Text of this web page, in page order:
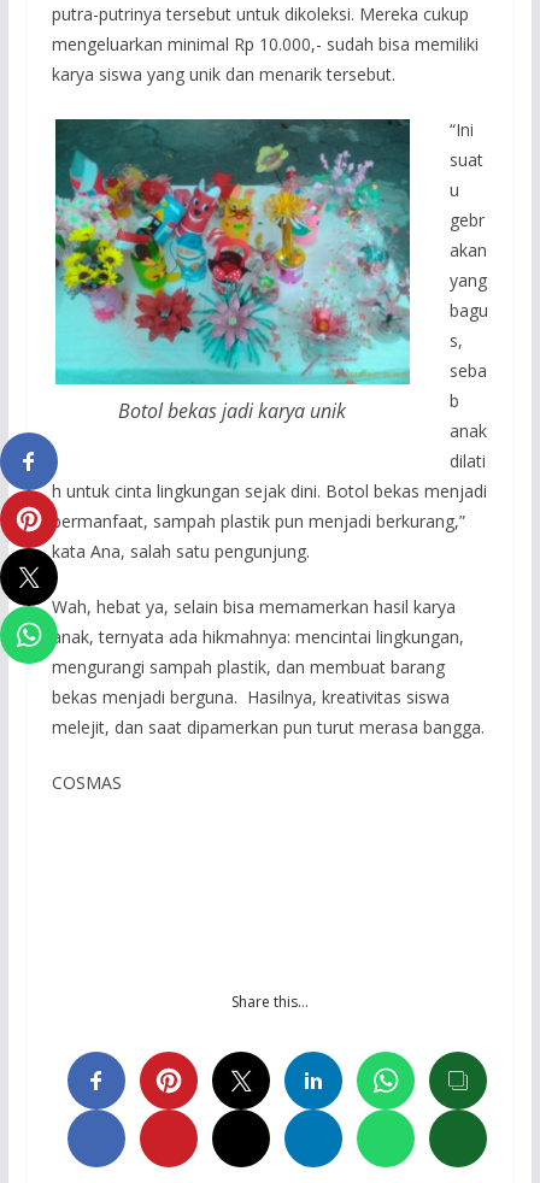
putra-putrinya tersebut untuk dikoleksi. Mereka cukup
mengeluarkan minimal Rp 10.000,- sudah bisa memiliki
karya siswa yang unik dan menarik tersebut.
Botol bekas jadi karya unik
“Ini
suat
u
gebr
akan
yang
bagu
s,
seba
b
anak
dilati
h untuk cinta lingkungan sejak dini. Botol bekas menjadi
bermanfaat, sampah plastik pun menjadi berkurang,”
kata Ana, salah satu pengunjung.
Wah, hebat ya, selain bisa memamerkan hasil karya
anak, ternyata ada hikmahnya: mencintai lingkungan,
mengurangi sampah plastik, dan membuat barang
bekas menjadi berguna. Hasilnya, kreativitas siswa
melejit, dan saat dipamerkan pun turut merasa bangga.
COSMAS
Share this…